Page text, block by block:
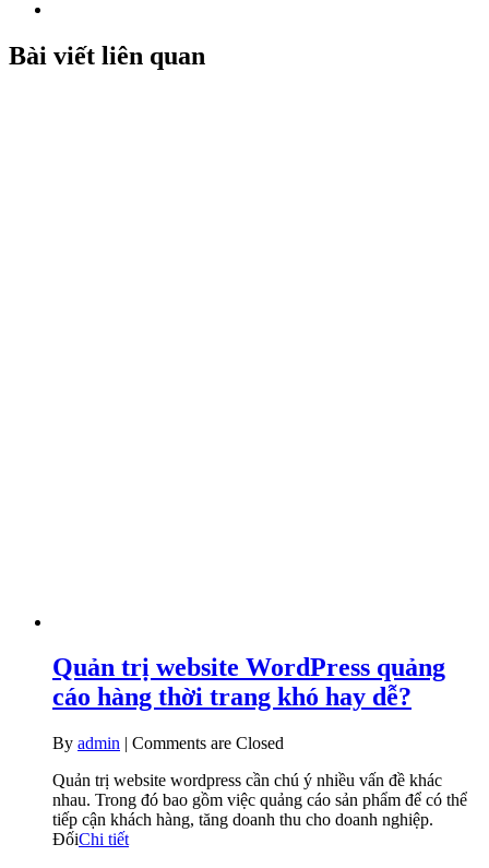
Bài viết liên quan
Quản trị website WordPress quảng
cáo hàng thời trang khó hay dễ?
By admin | Comments are Closed
Quản trị website wordpress cần chú ý nhiều vấn đề khác
nhau. Trong đó bao gồm việc quảng cáo sản phẩm để có thể
tiếp cận khách hàng, tăng doanh thu cho doanh nghiệp.
ĐốiChi tiết